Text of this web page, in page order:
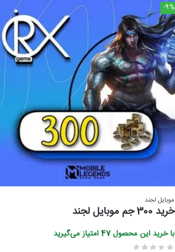
-9%
موبایل لجند
خرید 300 جم موبایل لجند
با خرید این محصول47امتیاز می‌گیرید